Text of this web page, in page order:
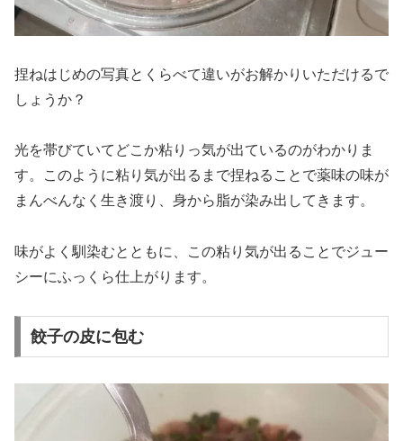
捏ねはじめの写真とくらべて違いがお解かりいただけるで
しょうか？
光を帯びていてどこか粘りっ気が出ているのがわかりま
す。このように粘り気が出るまで捏ねることで薬味の味が
まんべんなく生き渡り、身から脂が染み出してきます。
味がよく馴染むとともに、この粘り気が出ることでジュー
シーにふっくら仕上がります。
餃子の皮に包む